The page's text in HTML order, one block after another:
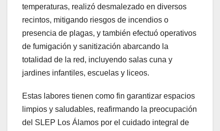
temperaturas, realizó desmalezado en diversos
recintos, mitigando riesgos de incendios o
presencia de plagas, y también efectuó operativos
de fumigación y sanitización abarcando la
totalidad de la red, incluyendo salas cuna y
jardines infantiles, escuelas y liceos.
Estas labores tienen como fin garantizar espacios
limpios y saludables, reafirmando la preocupación
del SLEP Los Álamos por el cuidado integral de